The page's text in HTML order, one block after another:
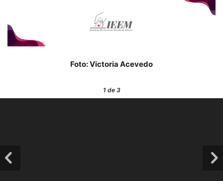
Foto: Victoria Acevedo
1de 3